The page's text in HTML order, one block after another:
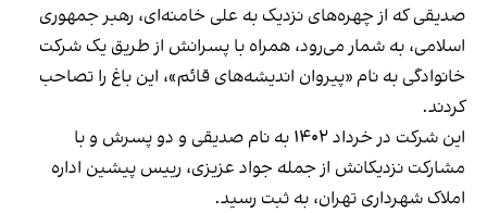
صدیقی که از چهره‌های نزدیک به علی خامنه‌ای، رهبر جمهوری
اسلامی، به شمار می‌رود، همراه با پسرانش از طریق یک شرکت
خانوادگی به نام «پیروان اندیشه‌های قائم»، این باغ را تصاحب
کردند.
این شرکت در خرداد ۱۴۰۲ به نام صدیقی و دو پسرش و با
مشارکت نزدیکانش از جمله جواد عزیزی، رییس پیشین اداره
املاک شهرداری تهران، به ثبت رسید.